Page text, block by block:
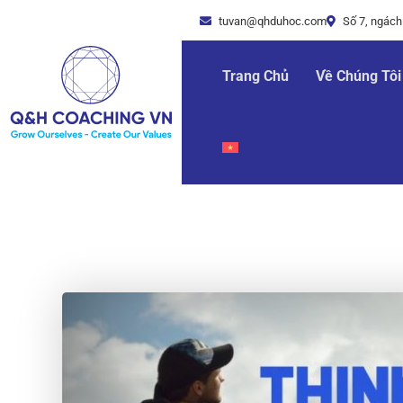
tuvan@qhduhoc.com Số 7,
Trang Chủ Về Chúng Tôi